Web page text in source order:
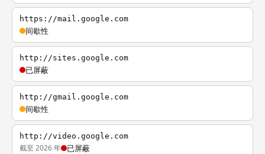
https://mail.google.com
间歇性
http://sites.google.com
已屏蔽
http://gmail.google.com
间歇性
http://video.google.com
截至 2026 年 已屏蔽